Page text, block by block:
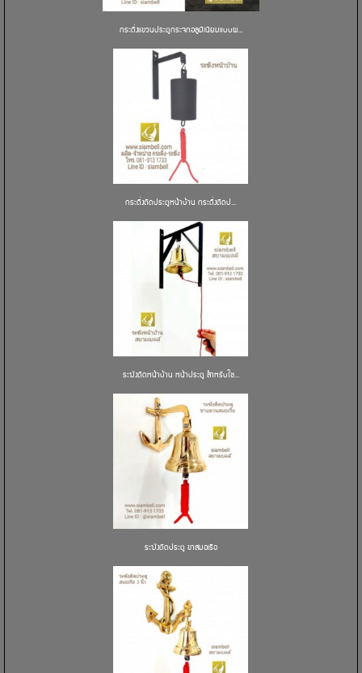
กระดิ่งแขวนประตูกระจกอลูมิเนียมแบบผ...
กระดิ่งติดประตูหน้าบ้าน กระดิ่งติดป...
ระฆังติดหน้าบ้าน หน้าประตู สำหรับใช...
ระฆังติดประตู ขาสมอเรือ